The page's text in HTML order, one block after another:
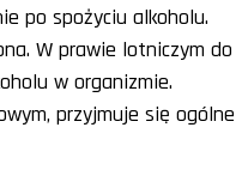
po spożyciu alkoholu.
W prawie lotniczym do
w organizmie.
przyjmuje się ogólne